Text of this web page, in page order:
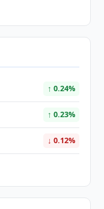
↑ 0.24%
↑ 0.23%
↓ 0.12%